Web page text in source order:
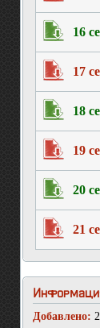
16
17
18
19
20
21
Добавлено: